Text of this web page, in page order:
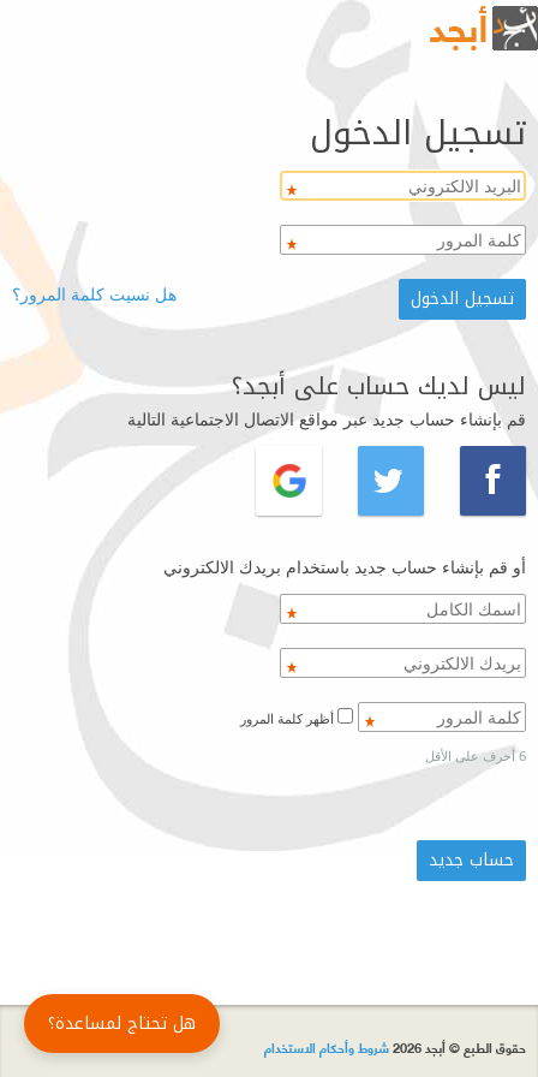
تسجيل الدخول
هل نسيت كلمة المرور؟
ليس لديك حساب على أبجد؟
قم بإنشاء حساب جديد عبر مواقع الاتصال الاجتماعية التالية
أو قم بإنشاء حساب جديد باستخدام بريدك الالكتروني
6 أحرف على الأقل
حقوق الطبع © أبجد 2026 شروط وأحكام الاستخدام
هل تحتاج لمساعدة؟